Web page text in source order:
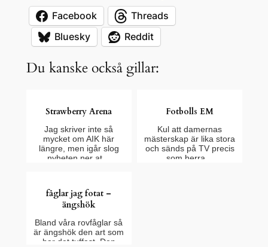
Facebook
Threads
Bluesky
Reddit
Du kanske också gillar:
Strawberry Arena
Jag skriver inte så
mycket om AIK här
längre, men igår slog
nyheten ner at…
Fotbolls EM
Kul att damernas
mästerskap är lika stora
och sänds på TV precis
som herra…
fåglar jag fotat –
ängshök
Bland våra rovfåglar så
är ängshök den art som
har det tuffast. Den